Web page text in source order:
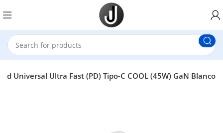
Universal Ultra Fast (PD) Tipo-C COOL (45W) GaN Blanco